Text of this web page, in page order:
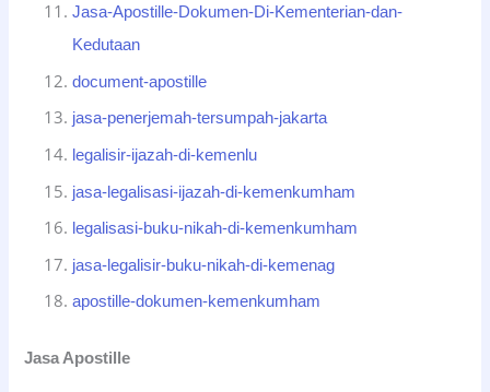
Jasa-Apostille-Dokumen-Di-Kementerian-dan-
Kedutaan
document-apostille
jasa-penerjemah-tersumpah-jakarta
legalisir-ijazah-di-kemenlu
jasa-legalisasi-ijazah-di-kemenkumham
legalisasi-buku-nikah-di-kemenkumham
jasa-legalisir-buku-nikah-di-kemenag
apostille-dokumen-kemenkumham
Jasa Apostille